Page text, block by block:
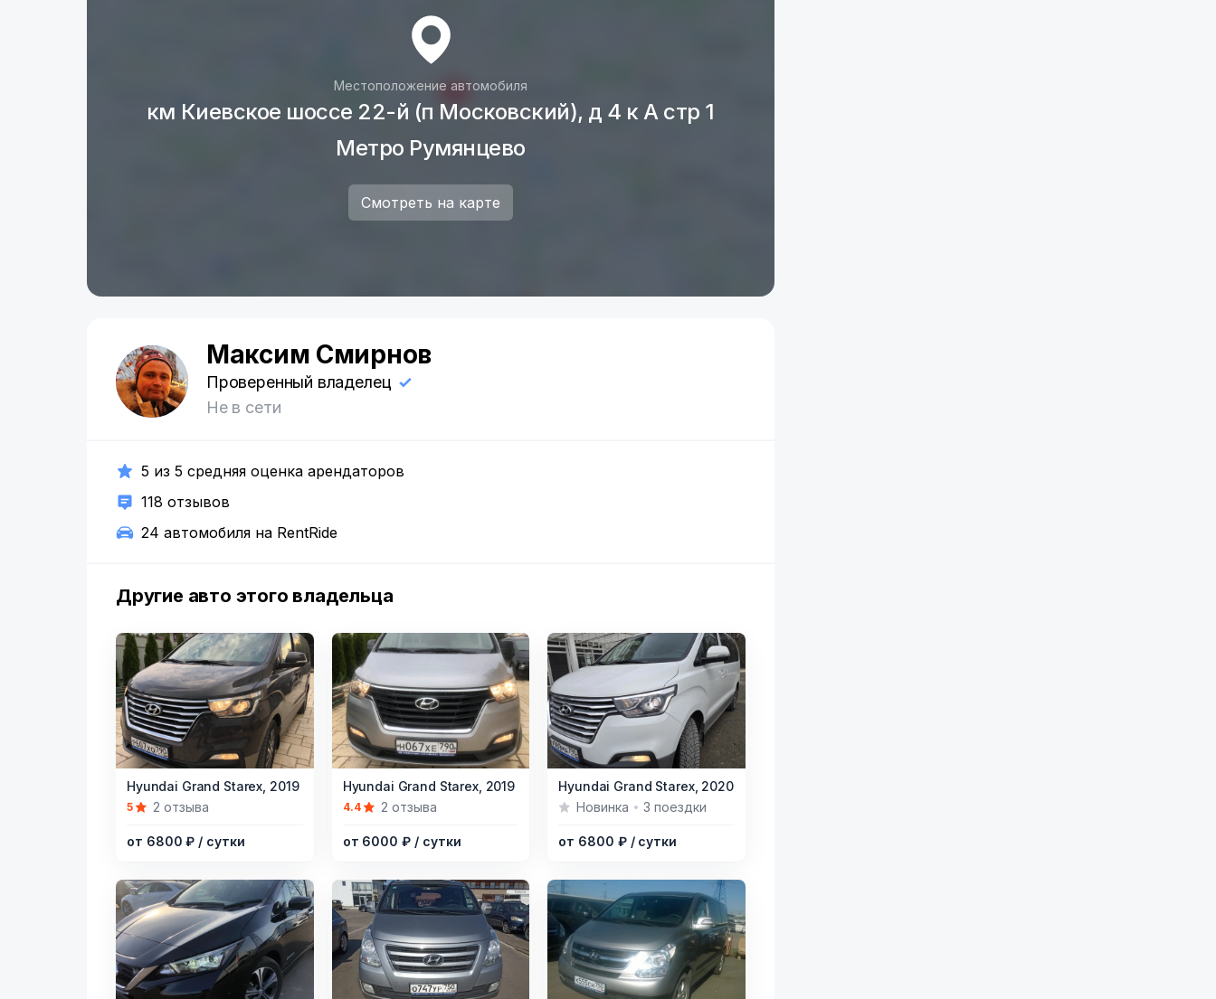
В стоимость входит лимит пробега 250км в сутки. ВОЗМОЖЕНО РАСШИРЕНИЕ
ПРОБЕГА +500РУБ./СУТКИ, но не более 500км/сутки.
ВОЗМОЖНА УСТАНОВКА БОКСА - БАГАЖНИКА НА КРЫШУ 400 - 600РУБ./СУТКИ.
МКАД 20р. за 1 км.
Забор автомобиля от 3 суток аренды. Из Москвы в пределах МКАД 2500р, за МКАД -
ПОСТОЯННЫМ КЛИЕНТАМ -10 %
Местоположение автомобиля
км Киевское шоссе 22-й (п Московский), д 4 к А стр 1
Метро Румянцево
Смотреть на карте
М
Максим Смирнов
Проверенный владелец
Не в сети
5 из 5 средняя оценка арендаторов
118 отзывов
24 автомобиля на RentRide
Другие авто этого владельца
Item
15
Hyundai Grand Starex, 2019
5 2 отзыва
от 6800 ₽ / сутки
Item
13
Hyundai Grand Starex, 2019
4.4 2 отзыва
от 6000 ₽ / сутки
Item
10
Hyundai Grand Starex, 2020
Новинка
3 поездки
от 6800 ₽ / сутки